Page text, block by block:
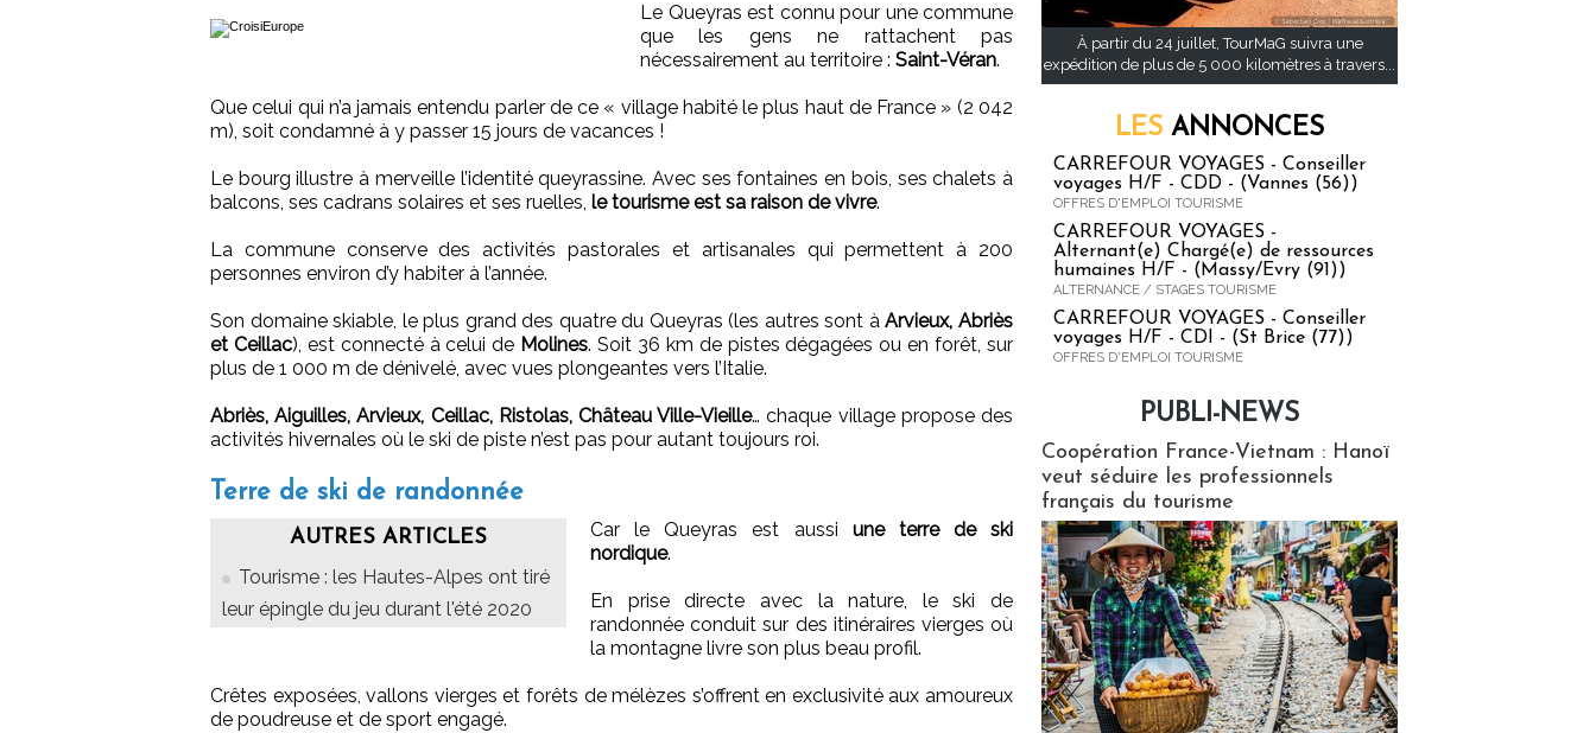
Le Queyras est connu pour une commune
que les gens ne rattachent pas
nécessairement au territoire : Saint-Véran.
Que celui qui n’a jamais entendu parler de ce « village habité le plus haut de France » (2 042
m), soit condamné à y passer 15 jours de vacances !
Le bourg illustre à merveille l’identité queyrassine. Avec ses fontaines en bois, ses chalets à
balcons, ses cadrans solaires et ses ruelles, le tourisme est sa raison de vivre.
La commune conserve des activités pastorales et artisanales qui permettent à 200
personnes environ d’y habiter à l’année.
Son domaine skiable, le plus grand des quatre du Queyras (les autres sont àArvieux, Abriès
et Ceillac), est connecté à celui de Molines. Soit 36 km de pistes dégagées ou en forêt, sur
plus de 1 000 m de dénivelé, avec vues plongeantes vers l’Italie.
Abriès, Aiguilles, Arvieux, Ceillac, Ristolas, Château Ville-Vieille… chaque village propose des
activités hivernales où le ski de piste n’est pas pour autant toujours roi.
Terre de ski de randonnée
AUTRES ARTICLES
Tourisme : les Hautes-Alpes ont tiré
leur épingle du jeu durant l'été 2020
Car le Queyras est aussi une terre de ski
nordique.
En prise directe avec la nature, le ski de
randonnée conduit sur des itinéraires vierges où
la montagne livre son plus beau profil.
Crêtes exposées, vallons vierges et forêts de mélèzes s’offrent en exclusivité aux amoureux
de poudreuse et de sport engagé.
À partir du 24 juillet, TourMaG suivra une
expédition de plus de 5 000 kilomètres à travers...
LES ANNONCES
CARREFOUR VOYAGES - Conseiller
voyages H/F - CDD - (Vannes (56))
OFFRES D'EMPLOI TOURISME
CARREFOUR VOYAGES -
Alternant(e) Chargé(e) de ressources
humaines H/F - (Massy/Evry (91))
ALTERNANCE / STAGES TOURISME
CARREFOUR VOYAGES - Conseiller
voyages H/F - CDI - (St Brice (77))
OFFRES D'EMPLOI TOURISME
PUBLI-NEWS
Coopération France-Vietnam : Hanoï
veut séduire les professionnels
français du tourisme